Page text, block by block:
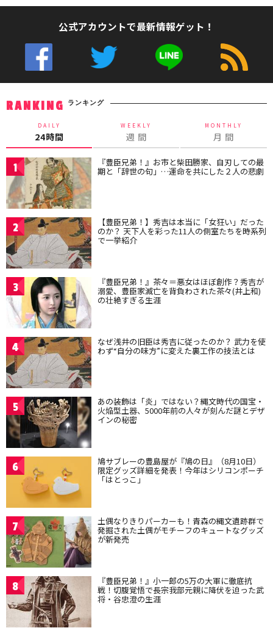
公式アカウントで最新情報ゲット！
RANKING ランキング
DAILY
24時間
WEEKLY
週 間
MONTHLY
月 間
1 『豊臣兄弟！』お市と柴田勝家、自刃しての最
期と「辞世の句」…運命を共にした２人の悲劇
2 【豊臣兄弟！】秀吉は本当に「女狂い」だった
のか？ 天下人を彩った11人の側室たちを時系列
で一挙紹介
3 『豊臣兄弟！』茶々＝悪女はほぼ創作？秀吉が
溺愛、豊臣家滅亡を背負わされた茶々(井上和)
の壮絶すぎる生涯
4 なぜ浅井の旧臣は秀吉に従ったのか？ 武力を使
わず“自分の味方”に変えた裏工作の技法とは
5 あの装飾は「炎」ではない？縄文時代の国宝・
火焔型土器、5000年前の人々が刻んだ謎とデザ
インの秘密
6 鳩サブレーの豊島屋が『鳩の日』（8月10日）
限定グッズ詳細を発表！今年はシリコンポーチ
「はとっこ」
7 土偶なりきりパーカーも！青森の縄文遺跡群で
発掘された土偶がモチーフのキュートなグッズ
が新発売
8 『豊臣兄弟！』小一郎の5万の大軍に徹底抗
戦！切腹覚悟で長宗我部元親に降伏を迫った武
将・谷忠澄の生涯